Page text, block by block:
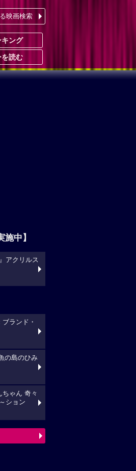
映画検索
ング
読む
施中】
アクリルス
ランド・
の島のひみ
ゃん 奇々
ション